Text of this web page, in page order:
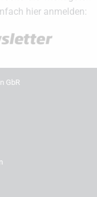
hier anmelden:
GbR